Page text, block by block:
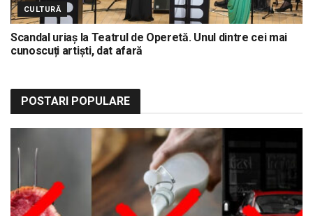
CULTURĂ
Scandal uriaș la Teatrul de Operetă. Unul dintre cei mai
cunoscuți artiști, dat afară
POSTARI POPULARE